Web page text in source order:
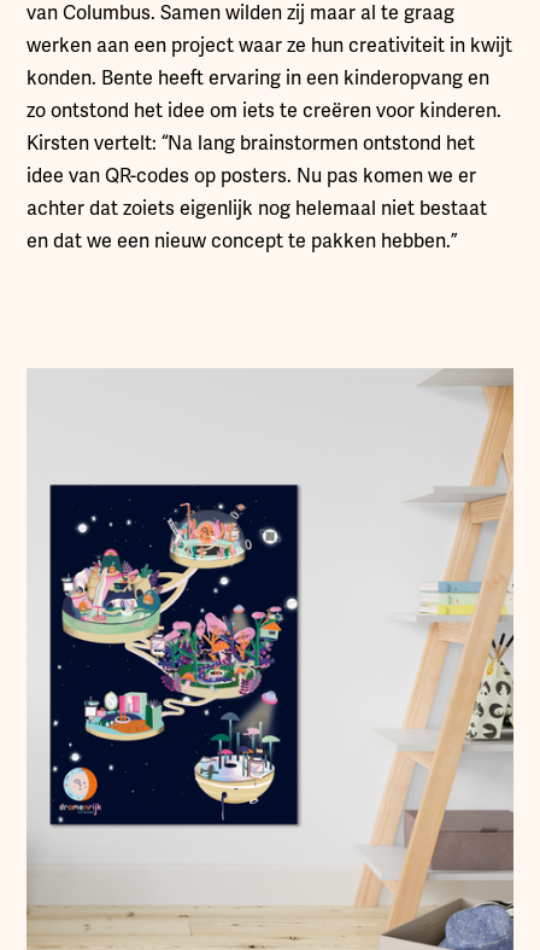
van Columbus. Samen wilden zij maar al te graag
werken aan een project waar ze hun creativiteit in kwijt
konden. Bente heeft ervaring in een kinderopvang en
zo ontstond het idee om iets te creëren voor kinderen.
Kirsten vertelt: “Na lang brainstormen ontstond het
idee van QR-codes op posters. Nu pas komen we er
achter dat zoiets eigenlijk nog helemaal niet bestaat
en dat we een nieuw concept te pakken hebben.”